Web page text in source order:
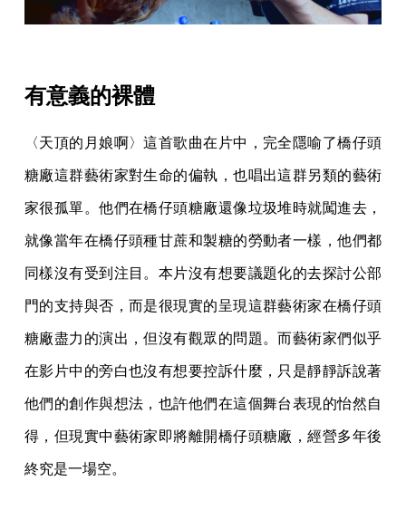
有意義的裸體
〈天頂的月娘啊〉這首歌曲在片中，完全隱喻了橋仔頭
糖廠這群藝術家對生命的偏執，也唱出這群另類的藝術
家很孤單。他們在橋仔頭糖廠還像垃圾堆時就闖進去，
就像當年在橋仔頭種甘蔗和製糖的勞動者一樣，他們都
同樣沒有受到注目。本片沒有想要議題化的去探討公部
門的支持與否，而是很現實的呈現這群藝術家在橋仔頭
糖廠盡力的演出，但沒有觀眾的問題。而藝術家們似乎
在影片中的旁白也沒有想要控訴什麼，只是靜靜訴說著
他們的創作與想法，也許他們在這個舞台表現的怡然自
得，但現實中藝術家即將離開橋仔頭糖廠，經營多年後
終究是一場空。